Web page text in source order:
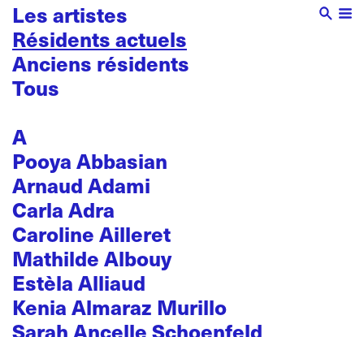
Les artistes
Résidents actuels
Anciens résidents
Tous
A
Pooya Abbasian
Arnaud Adami
Carla Adra
Caroline Ailleret
Mathilde Albouy
Estèla Alliaud
Kenia Almaraz Murillo
Sarah Ancelle Schoenfeld